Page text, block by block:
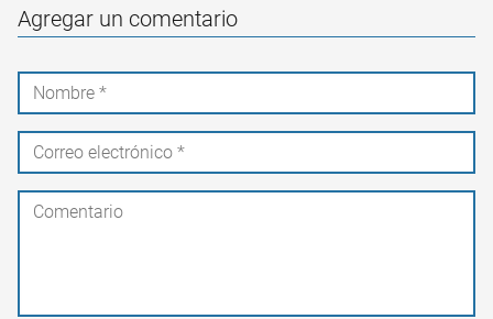
Agregar un comentario